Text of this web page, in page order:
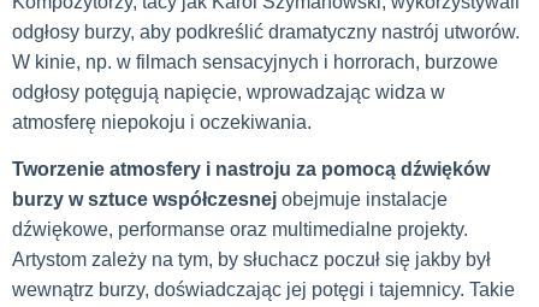
odgłosy burzy, aby podkreślić dramatyczny nastrój utworów.
W kinie, np. w filmach sensacyjnych i horrorach, burzowe
odgłosy potęgują napięcie, wprowadzając widza w
atmosferę niepokoju i oczekiwania.
Tworzenie atmosfery i nastroju za pomocą dźwięków
burzy w sztuce współczesnej obejmuje instalacje
dźwiękowe, performanse oraz multimedialne projekty.
Artystom zależy na tym, by słuchacz poczuł się jakby był
wewnątrz burzy, doświadczając jej potęgi i tajemnicy. Takie